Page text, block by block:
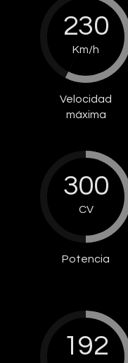
230
Km/h
Velocidad
máxima
300
CV
Potencia
192